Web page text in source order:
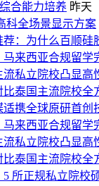
合能力培养 昨天
科全场景显示方案
：为什么百顺硅
来西亚合规留学
私立院校凸显高
泰国主流院校全
携全球原研首
来西亚合规留学
私立院校凸显高
泰国主流院校全
所正规私立院校